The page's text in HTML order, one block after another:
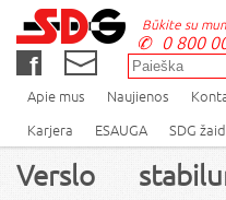
Būkite su
0 800
Apie mus Naujienos
Karjera
ESAUGA SDG
Verslo